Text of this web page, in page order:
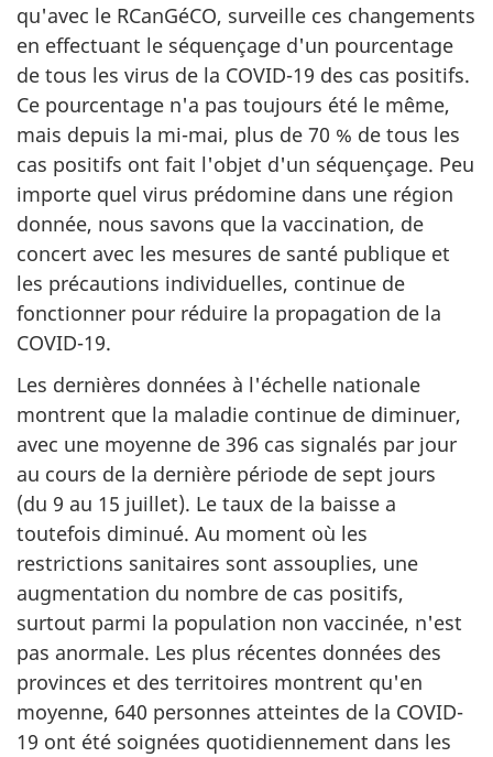
qu'avec le RCanGéCO, surveille ces changements
en effectuant le séquençage d'un pourcentage
de tous les virus de la COVID-19 des cas positifs.
Ce pourcentage n'a pas toujours été le même,
mais depuis la mi-mai, plus de 70 % de tous les
cas positifs ont fait l'objet d'un séquençage. Peu
importe quel virus prédomine dans une région
donnée, nous savons que la vaccination, de
concert avec les mesures de santé publique et
les précautions individuelles, continue de
fonctionner pour réduire la propagation de la
COVID-19.
Les dernières données à l'échelle nationale
montrent que la maladie continue de diminuer,
avec une moyenne de 396 cas signalés par jour
au cours de la dernière période de sept jours
(du 9 au 15 juillet). Le taux de la baisse a
toutefois diminué. Au moment où les
restrictions sanitaires sont assouplies, une
augmentation du nombre de cas positifs,
surtout parmi la population non vaccinée, n'est
pas anormale. Les plus récentes données des
provinces et des territoires montrent qu'en
moyenne, 640 personnes atteintes de la COVID-
19 ont été soignées quotidiennement dans les